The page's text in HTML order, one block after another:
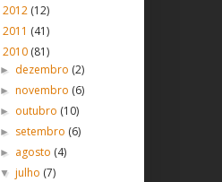
2012 (12)
2011 (41)
2010 (81)
► dezembro (2)
► novembro (6)
► outubro (10)
► setembro (6)
► agosto (4)
▼ julho (7)